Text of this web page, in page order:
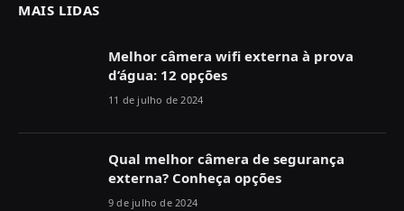
MAIS LIDAS
Melhor câmera wifi externa à prova
d’água: 12 opções
11 de julho de 2024
Qual melhor câmera de segurança
externa? Conheça opções
9 de julho de 2024